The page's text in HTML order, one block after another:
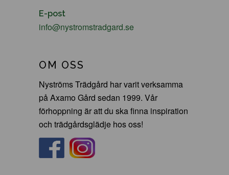
E-post
info@nystromstradgard.se
OM OSS
Nyströms Trädgård har varit verksamma
på Axamo Gård sedan 1999. Vår
förhoppning är att du ska finna inspiration
och trädgårdsglädje hos oss!